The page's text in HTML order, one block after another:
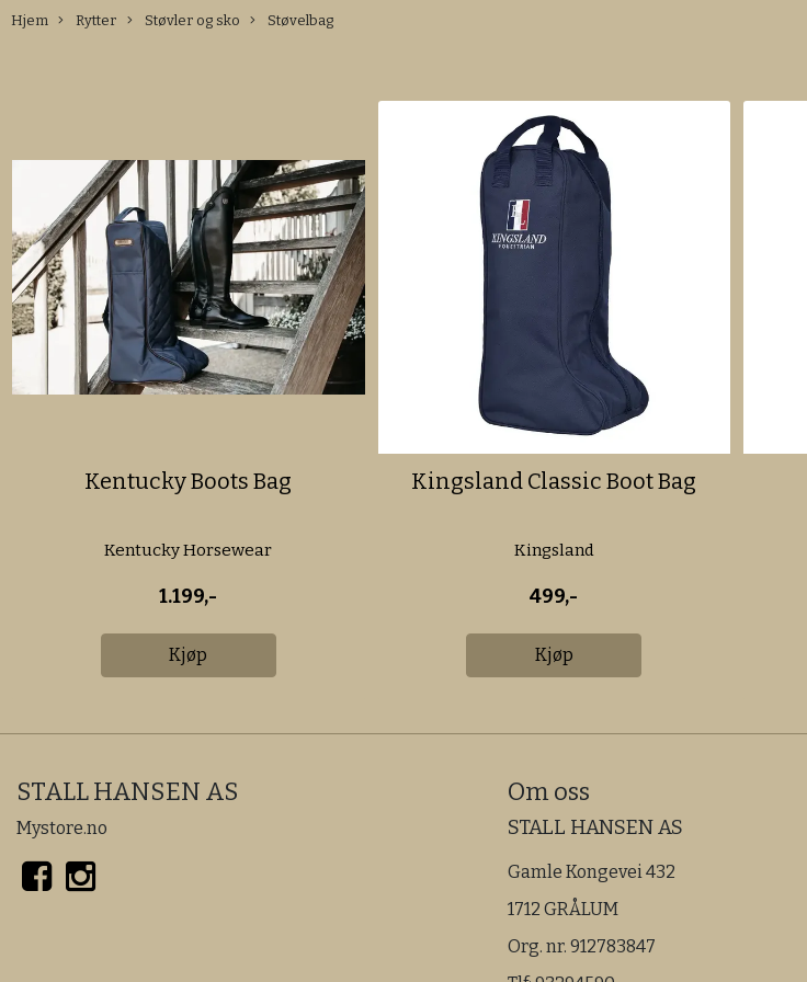
Hjem Rytter Støvler og sko Støvelbag
Kentucky Boots Bag
Kentucky Horsewear
1.199,-
Kjøp
Kingsland Classic Boot Bag
Kingsland
499,-
Kjøp
STALL HANSEN AS
Mystore.no
Om oss
STALL HANSEN AS
Gamle Kongevei 432
1712 GRÅLUM
Org. nr. 912783847